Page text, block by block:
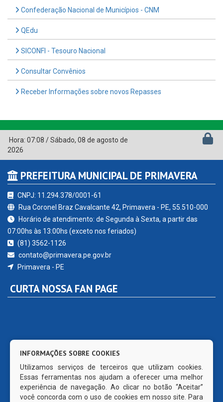
Confederação Nacional de Municípios - CNM
QEdu
SICONFI - Tesouro Nacional
Consultar Convênios
Receber Informações sobre novos Repasses
Hora: 07:08 /Sábado, 08 de agosto de
2026
PREFEITURA MUNICIPAL DE PRIMAVERA
CNPJ: 11.294.378/0001-61
Rua Coronel Braz Cavalcante 42, Primavera - PE, 55.510-000
Horário de atendimento: de Segunda à Sexta, a partir das
07:00hs às 13:00hs (exceto nos feriados)
(81) 3562-1126
contato@primavera.pe.gov.br
Primavera - PE
CURTA NOSSA FAN PAGE
INFORMAÇÕES SOBRE COOKIES
Utilizamos serviços de terceiros que utilizam cookies.
Essas ferramentas nos ajudam a oferecer uma melhor
experiência de navegação. Ao clicar no botão “Aceitar”
você concorda com o uso de cookies em nosso site. Para